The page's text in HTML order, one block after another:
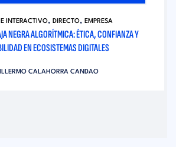
INTERACTIVO, DIRECTO, EMPRESA
NEGRA ALGORÍTMICA: ÉTICA, CONFIANZA Y
EN ECOSISTEMAS DIGITALES
CALAHORRA CANDAO